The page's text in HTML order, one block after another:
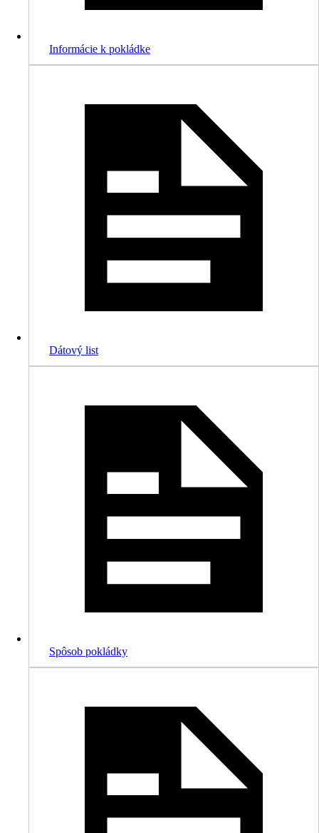
Informácie k pokládke
Dátový list
Spôsob pokládky